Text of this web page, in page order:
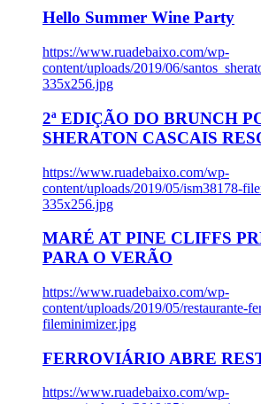
Hello Summer Wine Party
https://www.ruadebaixo.com/wp-
content/uploads/2019/06/
335x256.jpg
2ª EDIÇÃO DO BRUNCH
SHERATON CASCAIS
https://www.ruadebaixo.com/wp-
content/uploads/2019/05/ism38178-
335x256.jpg
MARÉ AT PINE CLIFFS
PARA O VERÃO
https://www.ruadebaixo.com/wp-
content/uploads/2019/05/restaurante-
fileminimizer.jpg
FERROVIÁRIO ABRE
https://www.ruadebaixo.com/wp-